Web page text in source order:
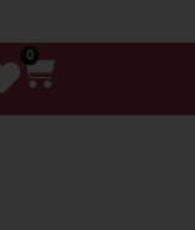
0